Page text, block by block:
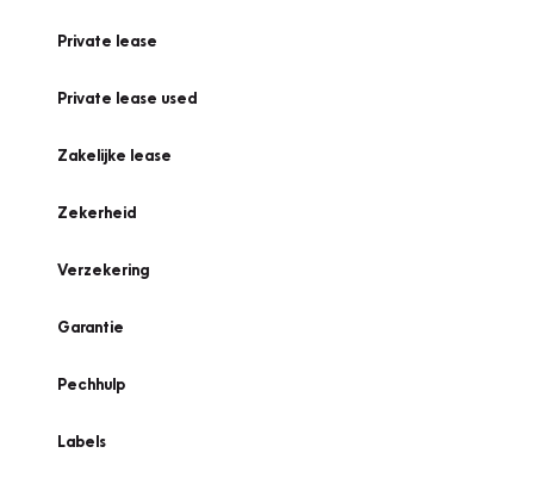
Private lease
Private lease used
Zakelijke lease
Zekerheid
Verzekering
Garantie
Pechhulp
Labels